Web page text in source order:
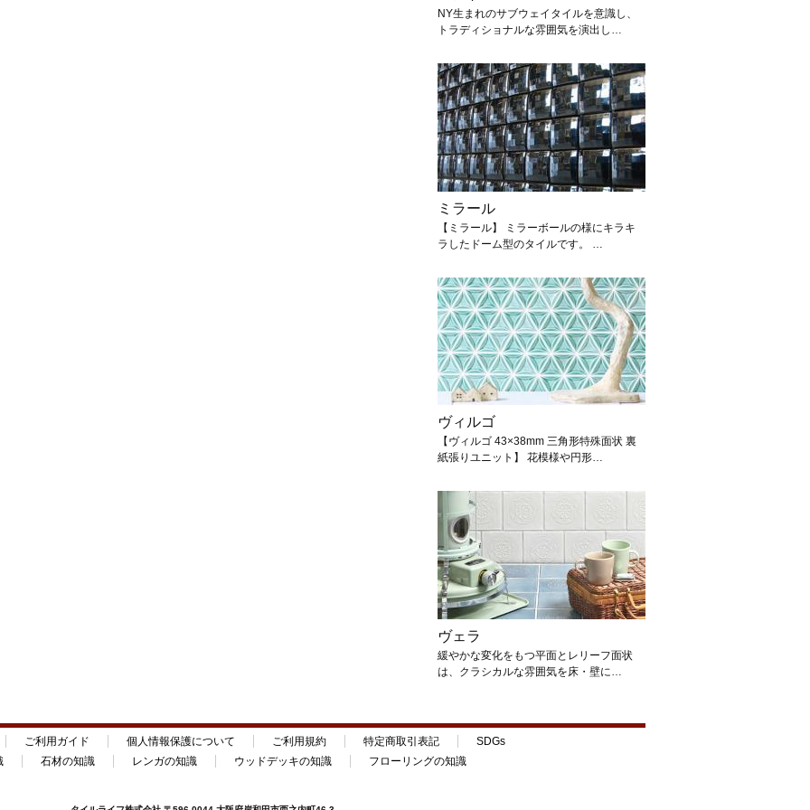
NY生まれのサブウェイタイルを意識し、
トラディショナルな雰囲気を演出し…
ミラール
【ミラール】 ミラーボールの様にキラキ
ラしたドーム型のタイルです。 …
ヴィルゴ
【ヴィルゴ 43×38mm 三角形特殊面状 裏
紙張りユニット】 花模様や円形…
ヴェラ
緩やかな変化をもつ平面とレリーフ面状
は、クラシカルな雰囲気を床・壁に…
ご利用ガイド 個人情報保護について ご利用規約 特定商取引表記
SDGs
石材の知識 レンガの知識 ウッドデッキの知識 フローリングの知識